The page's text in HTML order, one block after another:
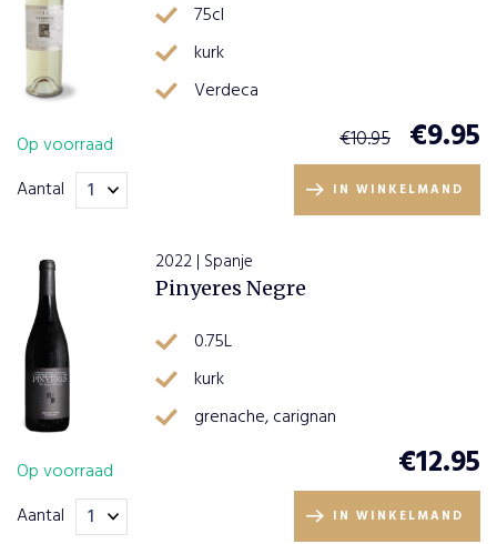
75cl
kurk
Verdeca
Op voorraad
€10.95 €9.95
Aantal IN WINKELMAND
2022 | Spanje
Pinyeres Negre
0.75L
kurk
grenache, carignan
Op voorraad
€12.95
Aantal IN WINKELMAND